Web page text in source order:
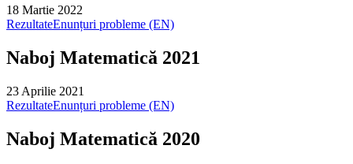
18 Martie 2022
RezultateEnunțuri probleme (EN)
Naboj Matematică 2021
23 Aprilie 2021
RezultateEnunțuri probleme (EN)
Naboj Matematică 2020